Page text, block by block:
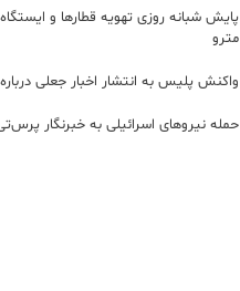
پایش شبانه روزی تهویه قطار‌ها و
مترو
واکنش پلیس به انتشار اخبار جعلی
حمله نیروهای اسرائیلی به خبرنگار